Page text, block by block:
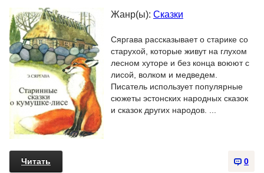
Жанр(ы): Сказки
Сяргава рассказывает о старике со
старухой, которые живут на глухом
лесном хуторе и без конца воюют с
лисой, волком и медведем.
Писатель использует популярные
сюжеты эстонских народных сказок
и сказок других народов. ...
0
Читать